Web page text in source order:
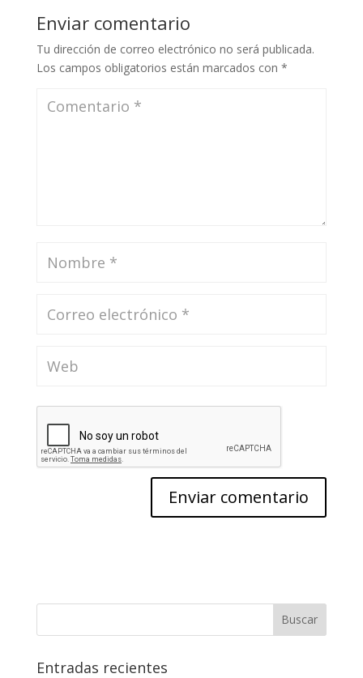
Enviar comentario
Tu dirección de correo electrónico no será publicada.
Los campos obligatorios están marcados con *
Entradas recientes